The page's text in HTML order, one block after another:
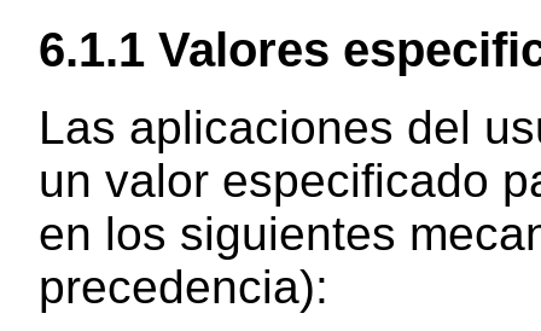
6.1.1 Valores
Las aplicaciones del
un valor especificado
en los siguientes
precedencia):